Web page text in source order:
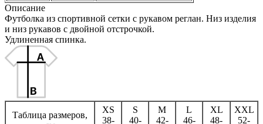
Описание
Футболка из спортивной сетки с рукавом реглан. Низ изделия
и низ рукавов с двойной отстрочкой.
Удлиненная спинка.
Таблица размеров,
XS
38-
S
40-
M
42-
L
46-
XL
48-
XXL
52-